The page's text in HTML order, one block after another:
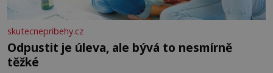
skutecnepribehy.cz
Odpustit je úleva, ale bývá to nesmírně
těžké